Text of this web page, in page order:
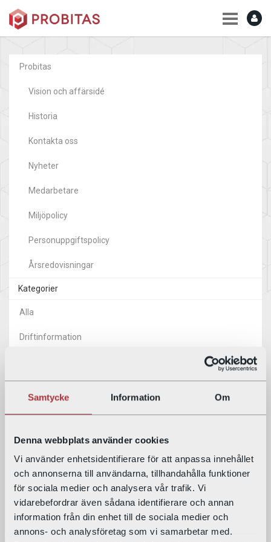
Samtycke Information Om
Denna webbplats använder cookies
Vi använder enhetsidentifierare för att anpassa innehållet
och annonserna till användarna, tillhandahålla funktioner
för sociala medier och analysera vår trafik. Vi
vidarebefordrar även sådana identifierare och annan
information från din enhet till de sociala medier och
annons- och analysföretag som vi samarbetar med.
Probitas
Vision och affärsidé
Historia
Kontakta oss
Nyheter
Medarbetare
Miljöpolicy
Personuppgiftspolicy
Årsredovisningar
Kategorier
Alla
Driftinformation
2024
2023
2022